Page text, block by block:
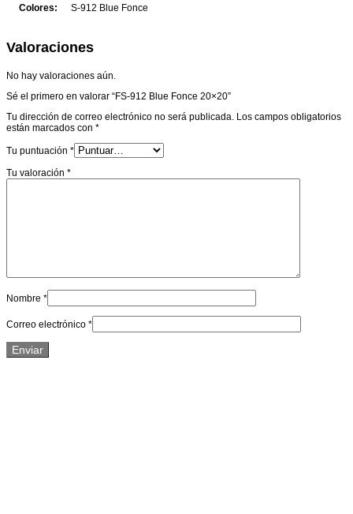
Colores: S-912 Blue Fonce
Valoraciones
No hay valoraciones aún.
Sé el primero en valorar “FS-912 Blue Fonce 20×20”
Tu dirección de correo electrónico no será publicada. Los campos obligatorios
están marcados con *
Tu puntuación *
Tu valoración *
Nombre *
Correo electrónico *